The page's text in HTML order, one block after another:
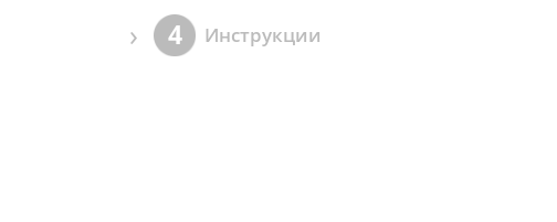
› 4 Инструкции